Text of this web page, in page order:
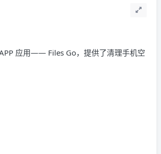
应用—— Files Go，提供了清理手机空